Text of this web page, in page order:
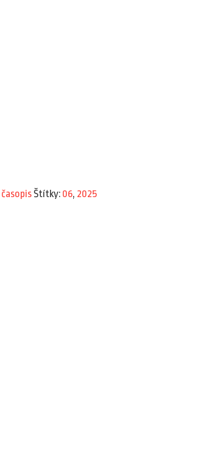
časopisŠtítky: 06, 2025